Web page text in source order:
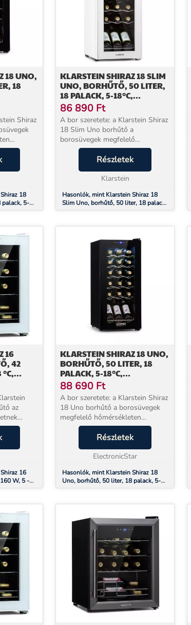
18 UNO,
18
Shiraz
18
palack, 5-
KLARSTEIN SHIRAZ 18 SLIM
UNO, BORHŰTŐ, 50 LITER,
18 PALACK, 5-18°C,
ÉRINTŐKÉPERNYŐS
VEZÉRLŐPANEL
86 890 Ft
A bor szeretete: a Klarstein Shiraz
18 Slim Uno borhűtő a
borosüvegek megfelelő
hőmérsékleten tartásával
biztosítja a kellemes
borfogyasztást. Karcsú kialakítása
egyedülálló és tökéletesen
Részletek
Klarstein
Hasonlók, mint Klarstein Shiraz 18
Slim Uno, borhűtő, 50 liter, 18 palack,
5-18°C, érintőképernyős vezérlőpanel
16
42
az
a borok
a
távú
16
W, 5 -
KLARSTEIN SHIRAZ 18 UNO,
BORHŰTŐ, 50 LITER, 18
PALACK, 5-18°C,
ÉRINTŐKÉPERNYŐS
VEZÉRLŐPANEL
88 690 Ft
A bor szeretete: a Klarstein Shiraz
18 Uno borhűtő a borosüvegek
megfelelő hőmérsékleten
tartásával biztosítja a kellemes
borfogyasztást. Karcsú kialakítása
egyedülálló és tökéletesen
illeszkedik még...
Részletek
ElectronicStar
Hasonlók, mint Klarstein Shiraz 18
Uno, borhűtő, 50 liter, 18 palack, 5-
18°C, érintőképernyős vezérlőpanel